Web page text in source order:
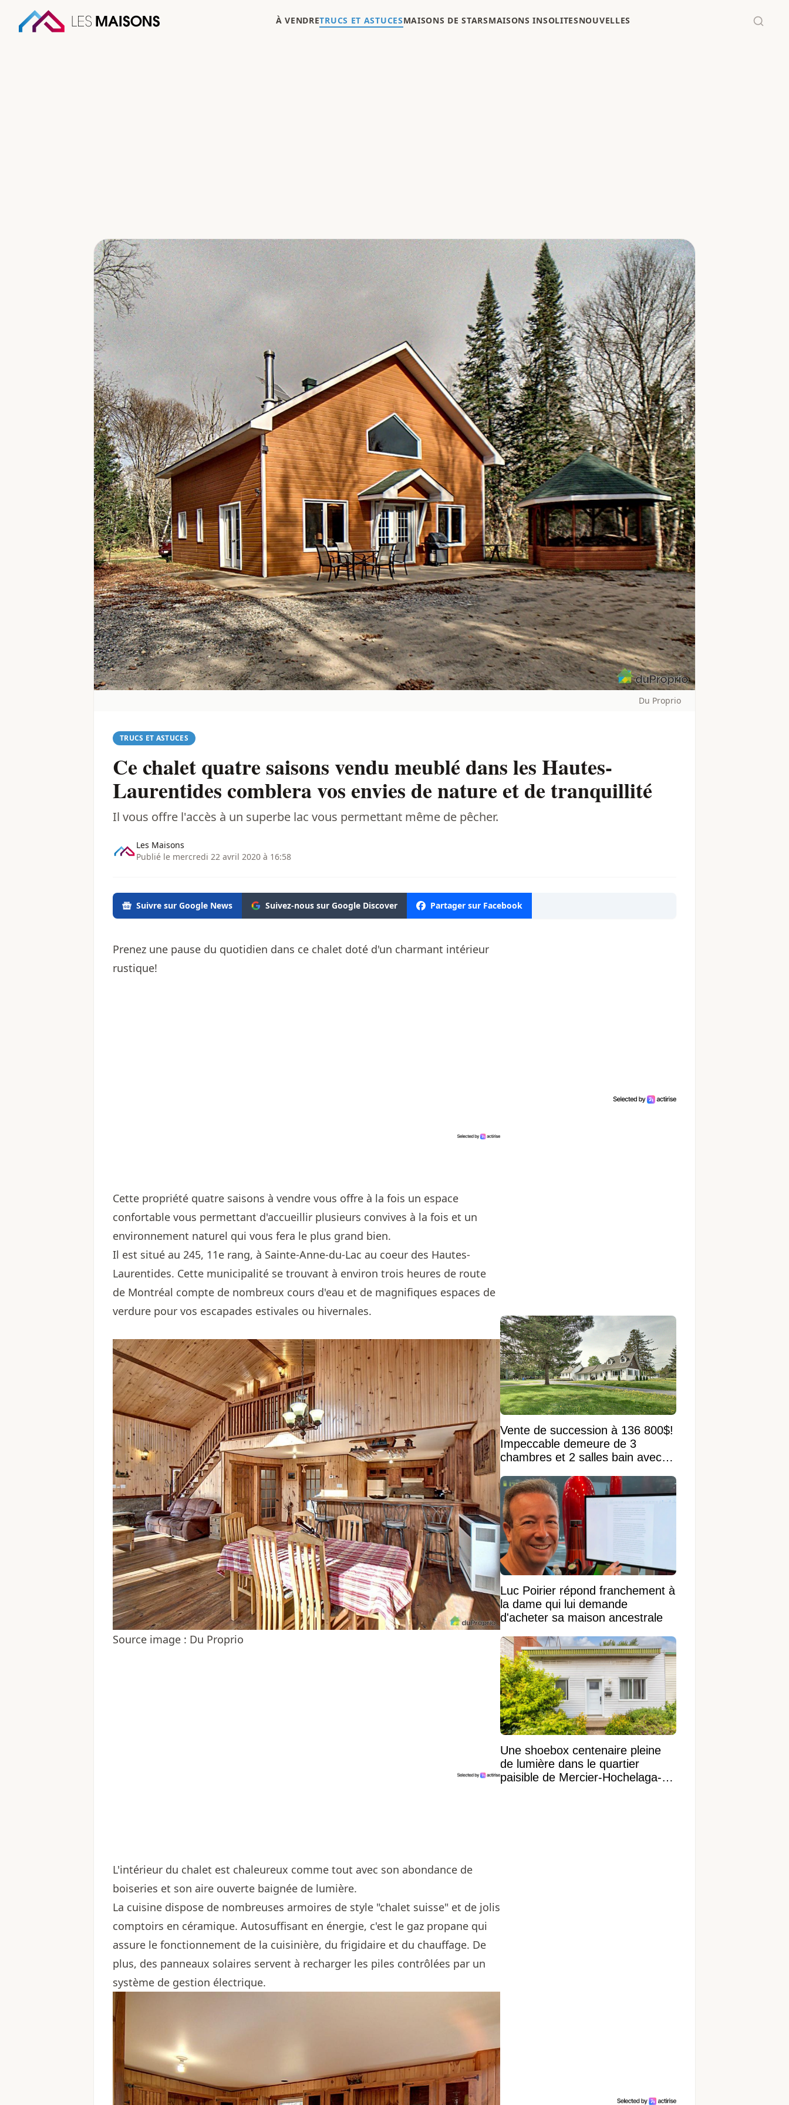
À VENDRETRUCS ET ASTUCESMAISONS DE STARSMAISONS INSOLITESNOUVELLES
Du Proprio
TRUCS ET ASTUCES
Ce chalet quatre saisons vendu meublé dans les Hautes-
Laurentides comblera vos envies de nature et de tranquillité
Il vous offre l'accès à un superbe lac vous permettant même de pêcher.
Les Maisons
Publié le mercredi 22 avril 2020 à 16:58
Suivre sur Google News Suivez-nous sur Google Discover Partager sur Facebook
Prenez une pause du quotidien dans ce chalet doté d'un charmant intérieur
rustique!
Cette propriété quatre saisons à vendre vous offre à la fois un espace
confortable vous permettant d'accueillir plusieurs convives à la fois et un
environnement naturel qui vous fera le plus grand bien.
Il est situé au 245, 11e rang, à Sainte-Anne-du-Lac au coeur des Hautes-
Laurentides. Cette municipalité se trouvant à environ trois heures de route
de Montréal compte de nombreux cours d'eau et de magnifiques espaces de
verdure pour vos escapades estivales ou hivernales.
Source image : Du Proprio
L'intérieur du chalet est chaleureux comme tout avec son abondance de
boiseries et son aire ouverte baignée de lumière.
La cuisine dispose de nombreuses armoires de style "chalet suisse" et de jolis
comptoirs en céramique. Autosuffisant en énergie, c'est le gaz propane qui
assure le fonctionnement de la cuisinière, du frigidaire et du chauffage. De
plus, des panneaux solaires servent à recharger les piles contrôlées par un
système de gestion électrique.
Vente de succession à 136 800$!
Impeccable demeure de 3
chambres et 2 salles bain avec
Luc Poirier répond franchement à
la dame qui lui demande
d'acheter sa maison ancestrale
Une shoebox centenaire pleine
de lumière dans le quartier
paisible de Mercier-Hochelaga-